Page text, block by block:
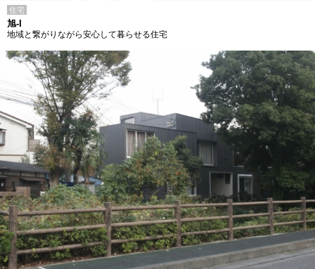
住宅
旭-I
地域と繋がりながら安心して暮らせる住宅